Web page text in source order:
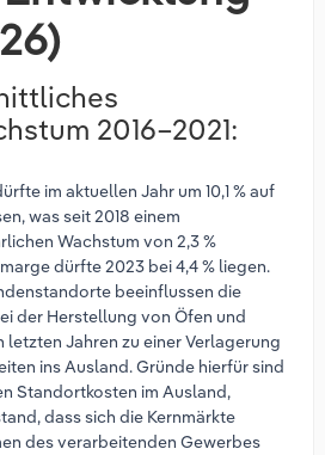
2016–2021:
im aktuellen Jahr um 10,1 % auf
was seit 2018 einem
Wachstum von 2,3 %
dürfte 2023 bei 4,4 % liegen.
beeinflussen die
der Herstellung von Öfen und
letzten Jahren zu einer Verlagerung
ins Ausland. Gründe hierfür sind
Standortkosten im Ausland,
dass sich die Kernmärkte
des verarbeitenden Gewerbes